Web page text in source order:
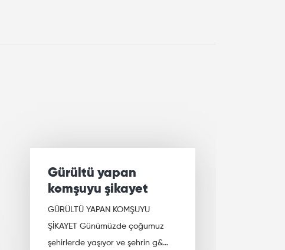
Gürültü yapan
komşuyu şikayet
GÜRÜLTÜ YAPAN KOMŞUYU
ŞİKAYET Günümüzde çoğumuz
şehirlerde yaşıyor ve şehrin g&…